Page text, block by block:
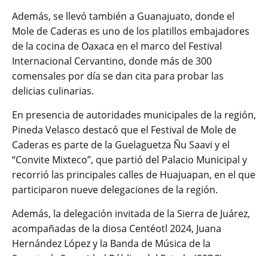
Además, se llevó también a Guanajuato, donde el
Mole de Caderas es uno de los platillos embajadores
de la cocina de Oaxaca en el marco del Festival
Internacional Cervantino, donde más de 300
comensales por día se dan cita para probar las
delicias culinarias.
En presencia de autoridades municipales de la región,
Pineda Velasco destacó que el Festival de Mole de
Caderas es parte de la Guelaguetza Ñu Saavi y el
“Convite Mixteco”, que partió del Palacio Municipal y
recorrió las principales calles de Huajuapan, en el que
participaron nueve delegaciones de la región.
Además, la delegación invitada de la Sierra de Juárez,
acompañadas de la diosa Centéotl 2024, Juana
Hernández López y la Banda de Música de la